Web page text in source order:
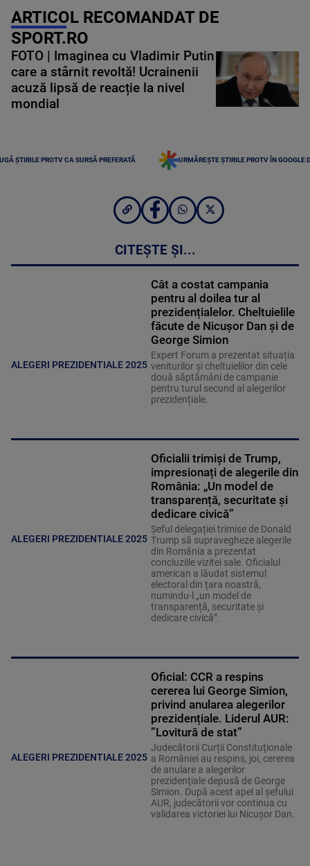
ARTICOL RECOMANDAT DE
SPORT.RO
FOTO | Imaginea cu Vladimir Putin
care a stârnit revoltă! Ucrainenii
acuză lipsă de reacție la nivel
mondial
ȘTIRILE PROTV CA SURSĂ PREFERATĂ URMĂREȘTE ȘTIRILE PROTV ÎN GOOGLE
CITEȘTE ȘI...
ALEGERI PREZIDENTIALE 2025
Cât a costat campania
pentru al doilea tur al
prezidențialelor. Cheltuielile
făcute de Nicușor Dan și de
George Simion
Expert Forum a prezentat situația
veniturilor și cheltuielilor din cele
două săptămâni de campanie
pentru turul secund al alegerilor
prezidențiale.
ALEGERI PREZIDENTIALE 2025
Oficialii trimiși de Trump,
impresionați de alegerile din
România: „Un model de
transparență, securitate și
dedicare civică”
Șeful delegației trimise de Donald
Trump să supravegheze alegerile
din România a prezentat
concluziile vizitei sale. Oficialul
american a lăudat sistemul
electoral din țara noastră,
numindu-l „un model de
transparență, securitate și
dedicare civică”.
ALEGERI PREZIDENTIALE 2025
Oficial: CCR a respins
cererea lui George Simion,
privind anularea alegerilor
prezidențiale. Liderul AUR:
”Lovitură de stat”
Judecătorii Curții Constituţionale
a României au respins, joi, cererea
de anulare a alegerilor
prezidenţiale depusă de George
Simion. După acest apel al șefului
AUR, judecătorii vor continua cu
validarea victoriei lui Nicușor Dan.